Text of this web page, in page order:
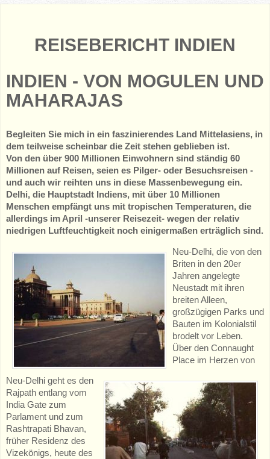
REISEBERICHT INDIEN
INDIEN - VON MOGULEN UND
MAHARAJAS
Begleiten Sie mich in ein faszinierendes Land Mittelasiens, in
dem teilweise scheinbar die Zeit stehen geblieben ist.
Von den über 900 Millionen Einwohnern sind ständig 60
Millionen auf Reisen, seien es Pilger- oder Besuchsreisen -
und auch wir reihten uns in diese Massenbewegung ein.
Delhi, die Hauptstadt Indiens, mit über 10 Millionen
Menschen empfängt uns mit tropischen Temperaturen, die
allerdings im April -unserer Reisezeit- wegen der relativ
niedrigen Luftfeuchtigkeit noch einigermaßen erträglich sind.
Neu-Delhi, die von den
Briten in den 20er
Jahren angelegte
Neustadt mit ihren
breiten Alleen,
großzügigen Parks und
Bauten im Kolonialstil
brodelt vor Leben.
Über den Connaught
Place im Herzen von
Neu-Delhi geht es den
Rajpath entlang vom
India Gate zum
Parlament und zum
Rashtrapati Bhavan,
früher Residenz des
Vizekönigs, heute des